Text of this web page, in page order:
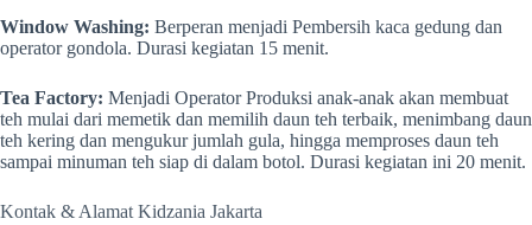
Window Washing: Berperan menjadi Pembersih kaca gedung dan
operator gondola. Durasi kegiatan 15 menit.
Tea Factory: Menjadi Operator Produksi anak-anak akan membuat
teh mulai dari memetik dan memilih daun teh terbaik, menimbang daun
teh kering dan mengukur jumlah gula, hingga memproses daun teh
sampai minuman teh siap di dalam botol. Durasi kegiatan ini 20 menit.
Kontak & Alamat Kidzania Jakarta